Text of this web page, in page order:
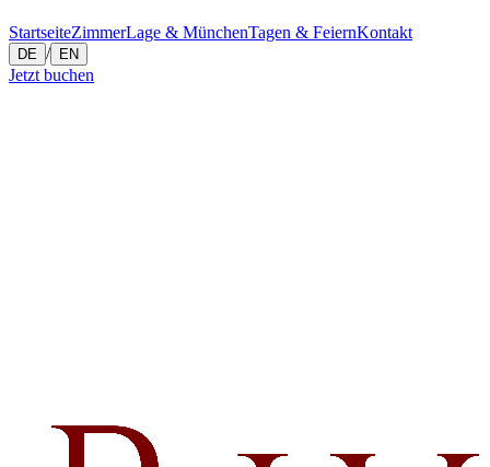
StartseiteZimmerLage & MünchenTagen & FeiernKontakt
DE / EN
Jetzt buchen